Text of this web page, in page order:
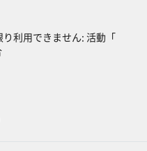
利用できません: 活動「